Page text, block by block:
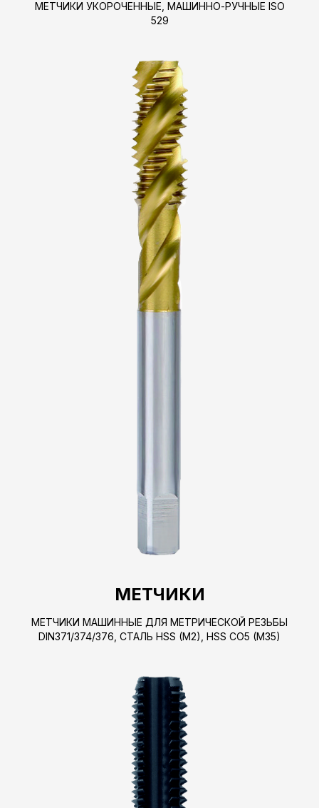
МЕТЧИКИ УКОРОЧЕННЫЕ, МАШИННО-РУЧНЫЕ ISO
529
МЕТЧИКИ
МЕТЧИКИ МАШИННЫЕ ДЛЯ МЕТРИЧЕСКОЙ РЕЗЬБЫ
DIN371/374/376, СТАЛЬ HSS (M2), HSS CO5 (M35)